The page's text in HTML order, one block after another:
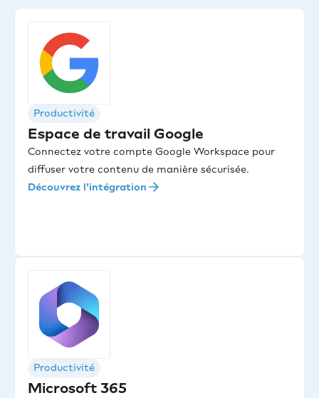
Productivité
Espace de travail Google
Connectez votre compte Google Workspace pour
diffuser votre contenu de manière sécurisée.
Découvrez l'intégration
Productivité
Microsoft 365